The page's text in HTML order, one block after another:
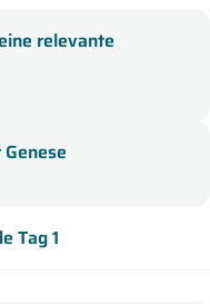
relevante
Tag 1